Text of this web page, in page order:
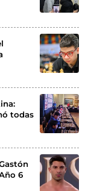
todas
6